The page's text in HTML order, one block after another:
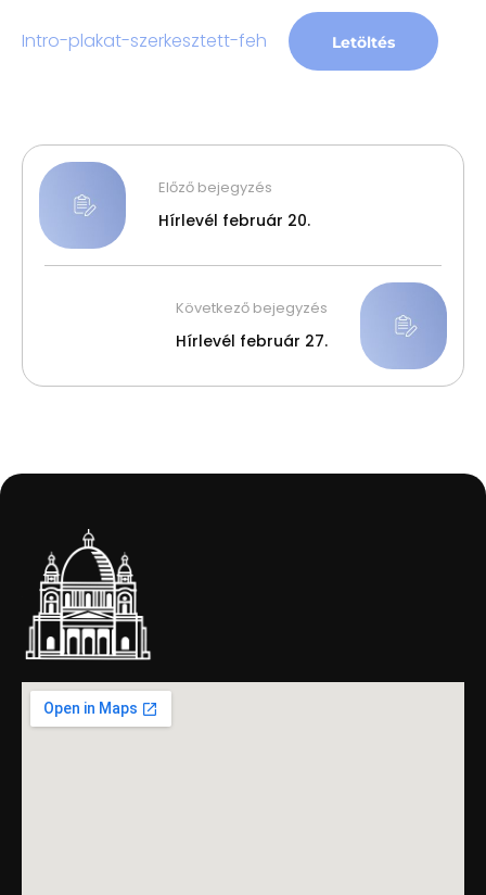
Intro-plakat-szerkesztett-feh Letöltés
Előző bejegyzés
Hírlevél február 20.
Következő bejegyzés
Hírlevél február 27.